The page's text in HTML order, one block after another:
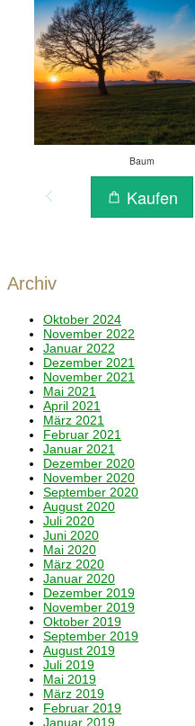
Archiv
Oktober 2024
November 2022
Januar 2022
Dezember 2021
November 2021
Mai 2021
April 2021
März 2021
Februar 2021
Januar 2021
Dezember 2020
November 2020
September 2020
August 2020
Juli 2020
Juni 2020
Mai 2020
März 2020
Januar 2020
Dezember 2019
November 2019
Oktober 2019
September 2019
August 2019
Juli 2019
Mai 2019
März 2019
Februar 2019
Januar 2019